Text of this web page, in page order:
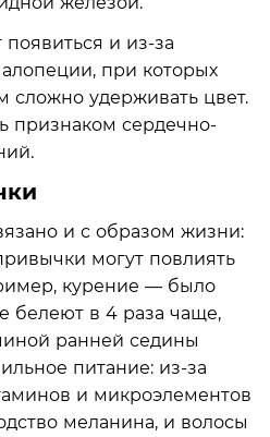
и из-за
при которых
сложно удерживать цвет.
признаком сердечно-
и с образом жизни:
могут повлиять
курение — было
белеют в 4 раза чаще,
ранней седины
питание: из-за
и микроэлементов
меланина, и волосы